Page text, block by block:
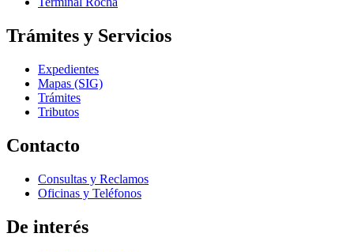
Trámites y Servicios
Expedientes
Mapas (SIG)
Trámites
Tributos
Contacto
Consultas y Reclamos
Oficinas y Teléfonos
De interés